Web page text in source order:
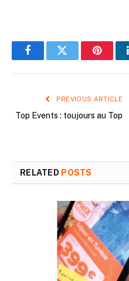
FacebookTwitter
PREVIOUS ARTICLE
Top Events : toujours au Top
RELATED POSTS